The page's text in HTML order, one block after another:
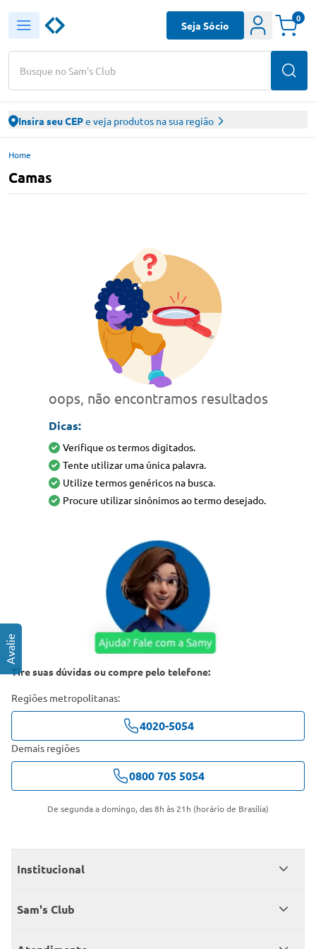
Busque no Sam's Club
Seja Sócio
0
Insira seu CEPe veja produtos na sua região
Home
Camas
oops, não encontramos resultados
Dicas:
Verifique os termos digitados.
Tente utilizar uma única palavra.
Utilize termos genéricos na busca.
Procure utilizar sinônimos ao termo desejado.
Tire suas dúvidas ou compre pelo telefone:
Regiões metropolitanas:
4020-5054
Demais regiões
0800 705 5054
De segunda a domingo, das 8h às 21h (horário de Brasília)
Institucional
Quem somos
Sam's Club
Seja sócio